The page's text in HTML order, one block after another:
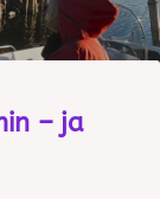
– ja